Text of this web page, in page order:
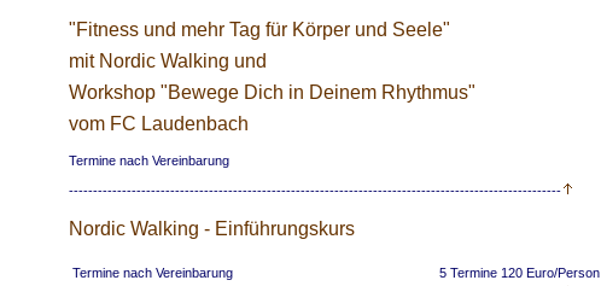
"Fitness und mehr Tag für Körper und Seele"
mit Nordic Walking und
Workshop "Bewege Dich in Deinem Rhythmus"
vom FC Laudenbach
Termine nach Vereinbarung
------------------------------------------------------------------------------------------------------
Nordic Walking - Einführungskurs
Termine nach Vereinbarung
5 Termine 120 Euro/Person